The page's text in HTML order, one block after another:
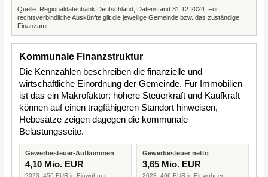
Quelle: Regionaldatenbank Deutschland, Datenstand 31.12.2024. Für
rechtsverbindliche Auskünfte gilt die jeweilige Gemeinde bzw. das zuständige
Finanzamt.
Kommunale Finanzstruktur
Die Kennzahlen beschreiben die finanzielle und
wirtschaftliche Einordnung der Gemeinde. Für Immobilien
ist das ein Makrofaktor: höhere Steuerkraft und Kaufkraft
können auf einen tragfähigeren Standort hinweisen,
Hebesätze zeigen dagegen die kommunale
Belastungsseite.
Gewerbesteuer-Aufkommen
4,10 Mio. EUR
2023, 456 EUR je Einwohner
Gewerbesteuer netto
3,65 Mio. EUR
2023, 406 EUR je Einwohner